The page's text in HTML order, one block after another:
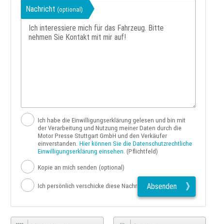
Nachricht(optional)
Ich habe die Einwilligungserklärung gelesen und bin mit
der Verarbeitung und Nutzung meiner Daten durch die
Motor Presse Stuttgart GmbH und den Verkäufer
einverstanden. Hier können Sie die Datenschutzrechtliche
Einwilligungserklärung einsehen. (Pflichtfeld)
Kopie an mich senden (optional)
Ich persönlich verschicke diese Nachricht Absenden